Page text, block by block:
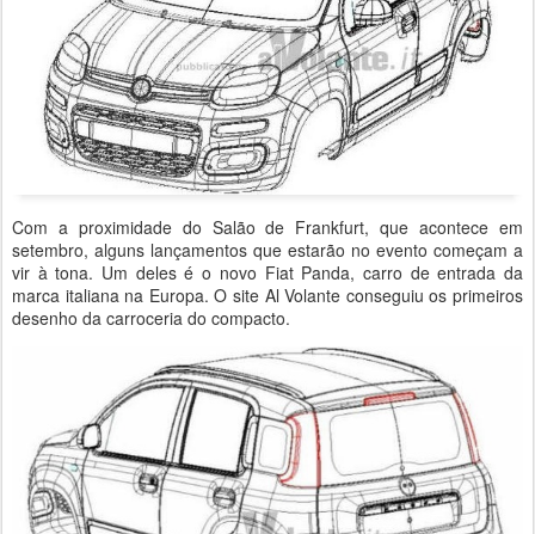
Com a proximidade do Salão de Frankfurt, que acontece em
setembro, alguns lançamentos que estarão no evento começam a
vir à tona. Um deles é o novo Fiat Panda, carro de entrada da
marca italiana na Europa. O site Al Volante conseguiu os primeiros
desenho da carroceria do compacto.